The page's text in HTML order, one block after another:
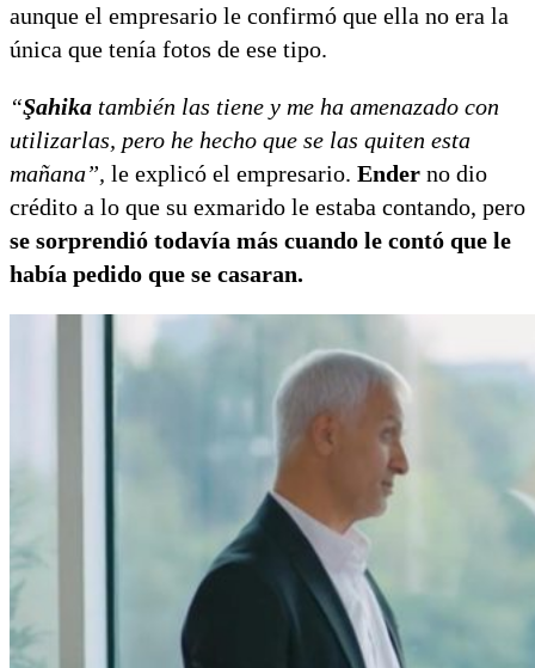
aunque el empresario le confirmó que ella no era la
única que tenía fotos de ese tipo.
“Şahika también las tiene y me ha amenazado con
utilizarlas, pero he hecho que se las quiten esta
mañana”, le explicó el empresario. Ender no dio
crédito a lo que su exmarido le estaba contando, pero
se sorprendió todavía más cuando le contó que le
había pedido que se casaran.